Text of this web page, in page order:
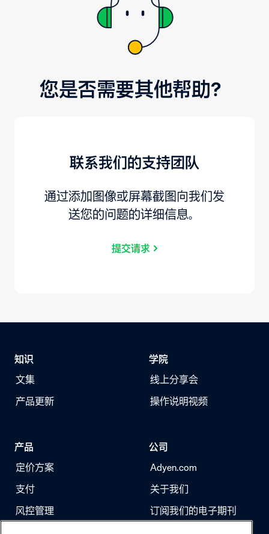
您是否需要其他帮助？
联系我们的支持团队
通过添加图像或屏幕截图向我们发
送您的问题的详细信息。
提交请求
知识
文集
产品更新
学院
线上分享会
操作说明视频
产品
定价方案
支付
风控管理
公司
Adyen.com
关于我们
订阅我们的电子期刊